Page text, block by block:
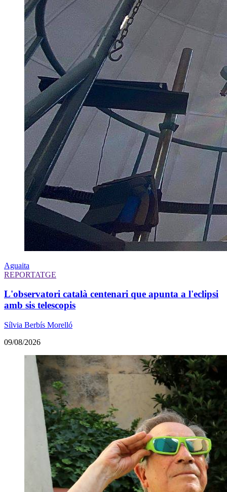
Aguaita
REPORTATGE
L'observatori català centenari que apunta a l'eclipsi
amb sis telescopis
Sílvia Berbís Morelló
09/08/2026